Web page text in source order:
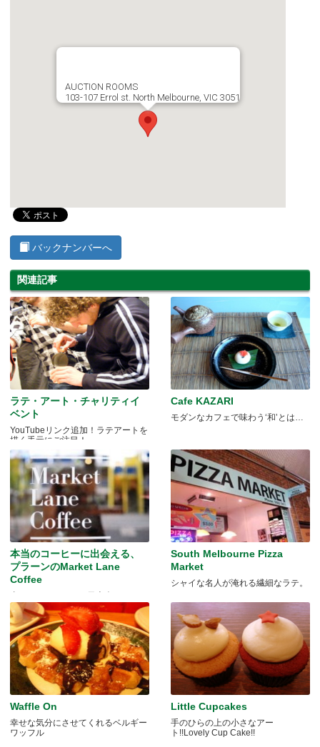
AUCTION ROOMS
103-107 Errol st. North Melbourne, VIC 3051
バックナンバーへ
関連記事
ラテ・アート・チャリティイ
ベント
YouTubeリンク追加！ラテアートを
描く手元にご注目！
Cafe KAZARI
モダンなカフェで味わう‘和’とは…
本当のコーヒーに出会える、
プラーンのMarket Lane
Coffee
真のクオリティー、日本人コーヒー
メーカー石渡さんが追求
South Melbourne Pizza
Market
シャイな名人が淹れる繊細なラテ。
Waffle On
幸せな気分にさせてくれるベルギー
ワッフル
Little Cupcakes
手のひらの上の小さなアー
ト!!Lovely Cup Cake!!